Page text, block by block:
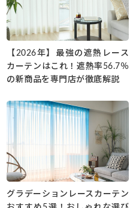
【2026年】最強の遮熱レース
カーテンはこれ！遮熱率56.7％
の新商品を専門店が徹底解説
グラデーションレースカーテン